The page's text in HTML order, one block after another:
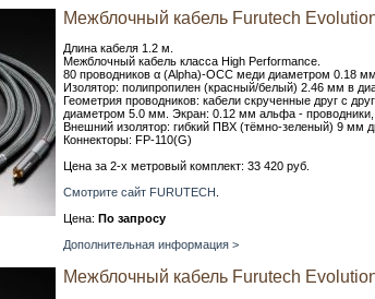
Межблочный кабель Furutech
Длина кабеля 1.2 м.
Межблочный кабель класса High Performance.
80 проводников α (Alpha)-OCC меди диаметром 0.18
Изолятор: полипропилен (красный/белый) 2.46 мм в
Геометрия проводников: кабели скрученные друг с
диаметром 5.0 мм. Экран: 0.12 мм альфа -
Внешний изолятор: гибкий ПВХ (тёмно-зеленый) 9 мм
Коннекторы: FP-110(G)
Цена за 2-х метровый комплект: 33 420 руб.
Смотрите сайт FURUTECH
Цена: По запросу
Дополнительная информация >
Межблочный кабель Furutech